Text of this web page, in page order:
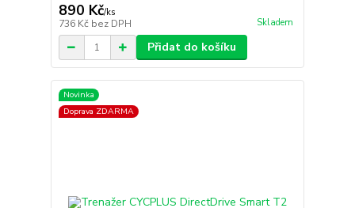
890 Kč/ks
736 Kč bez DPH Skladem
Přidat do košíku
Novinka
Doprava ZDARMA